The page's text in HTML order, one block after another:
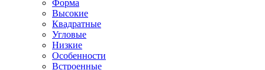
Форма
Высокие
Квадратные
Угловые
Низкие
Особенности
Встроенные